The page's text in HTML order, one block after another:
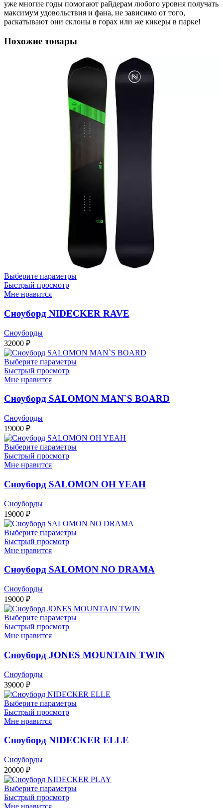
уже многие годы помогают райдерам любого уровня получать
максимум удовольствия и фана, не зависимо от того,
раскатывают они склоны в горах или же кикеры в парке!
Похожие товары
Выберите параметры
Быстрый просмотр
Мне нравится
Сноуборд NIDECKER RAVE
Сноуборды
32000 ₽
Выберите параметры
Быстрый просмотр
Мне нравится
Сноуборд SALOMON MAN`S BOARD
Сноуборды
19000 ₽
Выберите параметры
Быстрый просмотр
Мне нравится
Сноуборд SALOMON OH YEAH
Сноуборды
19000 ₽
Выберите параметры
Быстрый просмотр
Мне нравится
Сноуборд SALOMON NO DRAMA
Сноуборды
19000 ₽
Выберите параметры
Быстрый просмотр
Мне нравится
Сноуборд JONES MOUNTAIN TWIN
Сноуборды
39000 ₽
Выберите параметры
Быстрый просмотр
Мне нравится
Сноуборд NIDECKER ELLE
Сноуборды
20000 ₽
Выберите параметры
Быстрый просмотр
Мне нравится